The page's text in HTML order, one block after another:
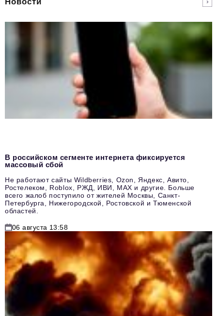
В российском сегменте интернета фиксируется
массовый сбой
Не работают сайты Wildberries, Ozon, Яндекс, Авито,
Ростелеком, Roblox, РЖД, ИВИ, MAX и другие. Больше
всего жалоб поступило от жителей Москвы, Санкт-
Петербурга, Нижегородской, Ростовской и Тюменской
областей.
06 августа 13:58